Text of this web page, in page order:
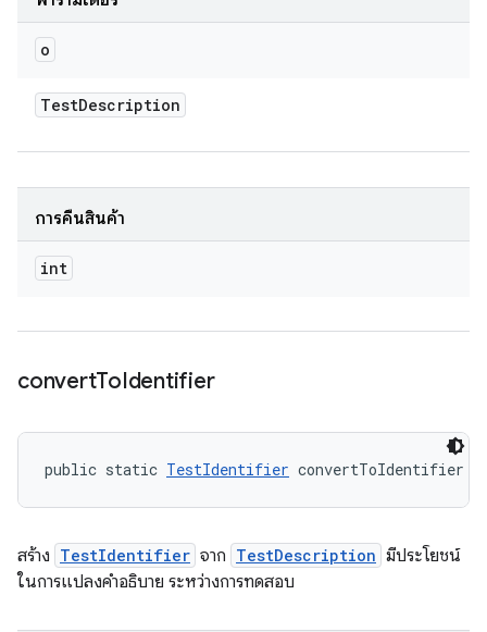
o
TestDescription
การคืนสินค้า
int
convertToIdentifier
public static TestIdentifier convertToIdentifier (
สร้าง TestIdentifier จาก TestDescription มีประโยชน์
ในการแปลงคำอธิบาย ระหว่างการทดสอบ